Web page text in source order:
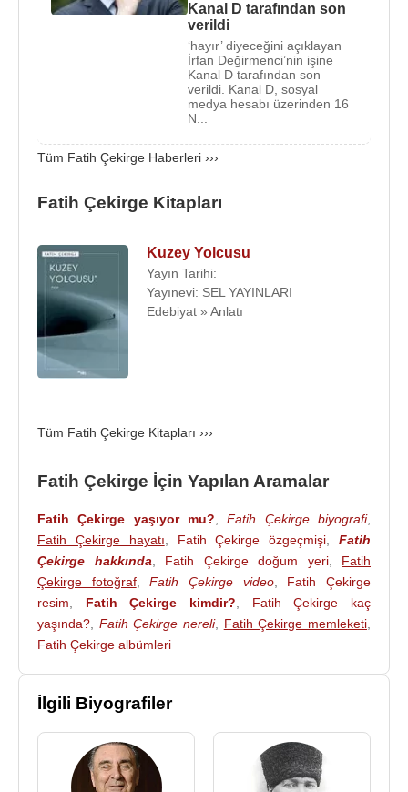
Kanal D tarafından son
verildi
‘hayır’ diyeceğini açıklayan
İrfan Değirmenci’nin işine
Kanal D tarafından son
verildi. Kanal D, sosyal
medya hesabı üzerinden 16
N...
Tüm Fatih Çekirge Haberleri ›››
Fatih Çekirge Kitapları
Kuzey Yolcusu
Yayın Tarihi:
Yayınevi: SEL YAYINLARI
Edebiyat » Anlatı
Tüm Fatih Çekirge Kitapları ›››
Fatih Çekirge İçin Yapılan Aramalar
Fatih Çekirge yaşıyor mu?,Fatih Çekirge biyografi,
Fatih Çekirge hayatı, Fatih Çekirge özgeçmişi,Fatih
Çekirge hakkında, Fatih Çekirge doğum yeri, Fatih
Çekirge fotoğraf,Fatih Çekirge video, Fatih Çekirge
resim, Fatih Çekirge kimdir?, Fatih Çekirge kaç
yaşında?, Fatih Çekirge nereli, Fatih Çekirge memleketi,
Fatih Çekirge albümleri
İlgili Biyografiler